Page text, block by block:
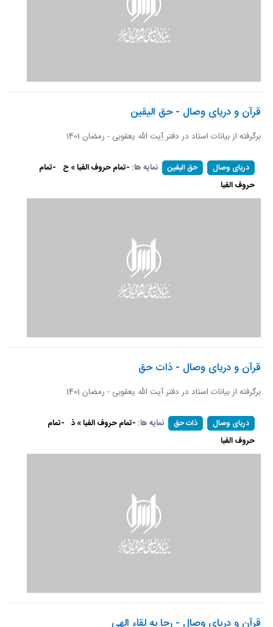
قرآن و دریای وصال - حق الیقین
برگرفته از بیانات استاد در دفتر آِیت الله یعقوبی - رمضان 1401
دریای وصال حق الیقین نمایه ها: -تمام حروف الفبا » ح -تمام
حروف الفبا
قرآن و دریای وصال - ذات حق
برگرفته از بیانات استاد در دفتر آیت الله یعقوبی - رمضان 1401
دریای وصال ذات حق نمایه ها: -تمام حروف الفبا » ذ -تمام
حروف الفبا
قرآن و دریای وصال - رجا به لقاء الهی